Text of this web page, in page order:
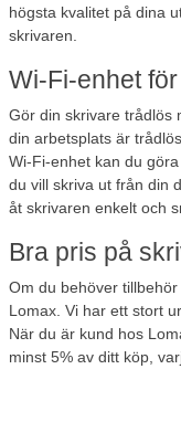
högsta kvalitet på dina
skrivaren.
Wi-Fi-enhet
Gör din skrivare trådlös
din arbetsplats är
Wi-Fi-enhet kan du
du vill skriva ut från din
åt skrivaren enkelt och
Bra pris på
Om du behöver
Lomax. Vi har ett stort
När du är kund hos
minst 5% av ditt köp,